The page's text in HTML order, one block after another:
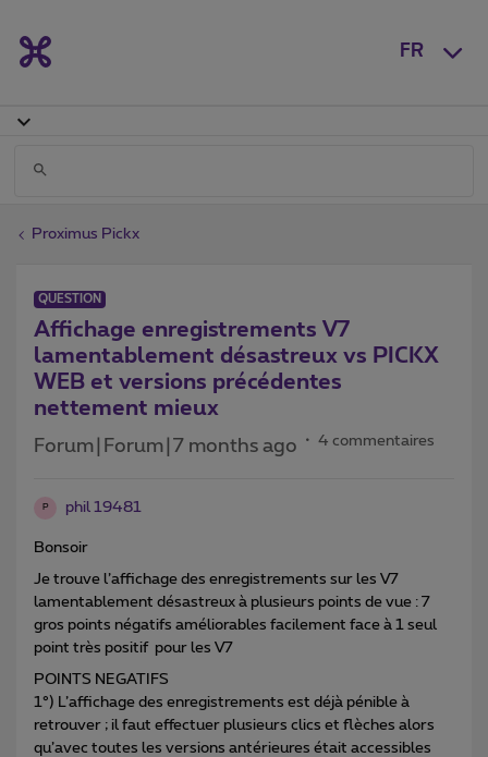
FR
Proximus Pickx
QUESTION
Affichage enregistrements V7
lamentablement désastreux vs PICKX
WEB et versions précédentes
nettement mieux
Forum|Forum|7 months ago 4 commentaires
P phil 19481
Bonsoir
Je trouve l’affichage des enregistrements sur les V7
lamentablement désastreux à plusieurs points de vue : 7
gros points négatifs améliorables facilement face à 1 seul
point très positif pour les V7
POINTS NEGATIFS
1°) L’affichage des enregistrements est déjà pénible à
retrouver ; il faut effectuer plusieurs clics et flèches alors
qu’avec toutes les versions antérieures était accessibles